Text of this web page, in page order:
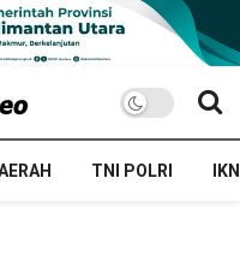
TNI POLRI IKN